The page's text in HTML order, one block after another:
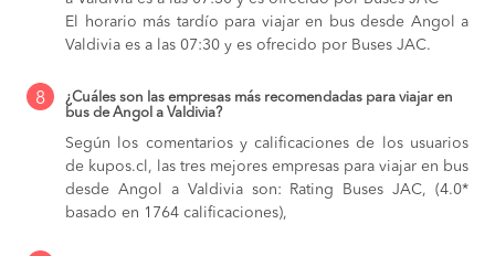
El horario más tardío para viajar en bus desde Angol a
Valdivia es a las 07:30 y es ofrecido por Buses JAC.
8
¿Cuáles son las empresas más recomendadas para viajar en
bus de Angol a Valdivia?
Según los comentarios y calificaciones de los usuarios
de kupos.cl, las tres mejores empresas para viajar en bus
desde Angol a Valdivia son: Rating Buses JAC, (4.0*
basado en 1764 calificaciones),